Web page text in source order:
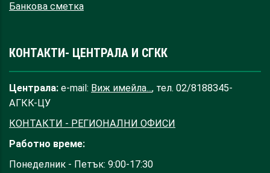
Банкова сметка
КОНТАКТИ- ЦЕНТРАЛА И СГКК
Централа: e-mail: Виж имейла..., тел. 02/8188345-
АГКК-ЦУ
КОНТАКТИ - РЕГИОНАЛНИ ОФИСИ
Работно време:
Понеделник - Петък: 9:00-17:30